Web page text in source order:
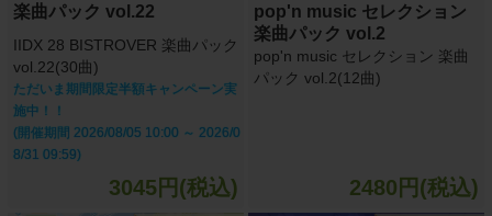
楽曲パック vol.22
IIDX 28 BISTROVER 楽曲パック
vol.22(30曲)
ただいま期間限定半額キャンペーン実
施中！！
(開催期間 2026/08/05 10:00 ～ 2026/0
8/31 09:59)
3045円(税込)
pop'n music セレクション
楽曲パック vol.2
pop'n music セレクション 楽曲
パック vol.2(12曲)
2480円(税込)